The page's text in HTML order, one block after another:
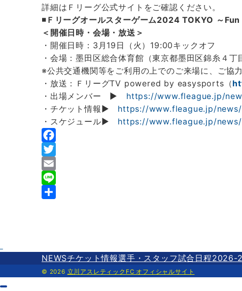
詳細はＦリーグ公式サイトをご確認ください。
◾️Ｆリーグオールスターゲーム2024 TOKYO ～
＜開催日時・会場・放送＞
・開催日時：3月19日（火）19:00キックオフ
・会場：墨田区総合体育館（東京都墨田区錦糸４丁
※公共交通機関等をご利用の上でのご来場に、ご協
・放送：ＦリーグTV powered by easysports（
・出場メンバー ▶ https://www.fleague.jp/
・チケット情報▶ https://www.fleague.jp/
・スケジュール▶ https://www.fleague.jp/
F
a
c
e
T
w
E
m
L
NEWSチケット情報選手・スタッフ試合日程2026-
© 2026 立川アスレティックFC オフィシャルサイト